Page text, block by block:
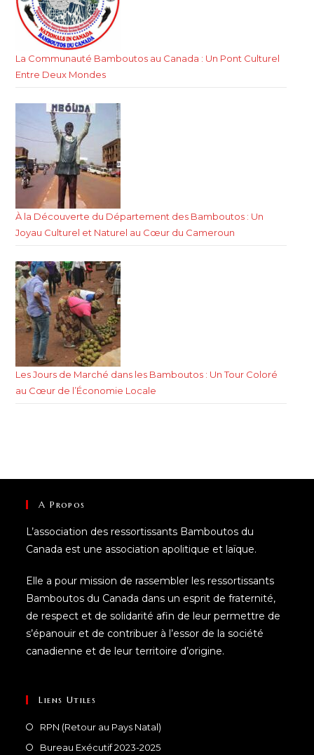
La Communauté Bamboutos au Canada : Un Pont Culturel
Entre Deux Mondes
À la Découverte du Département des Bamboutos : Un
Joyau Culturel et Naturel au Cœur du Cameroun
Les Jours de Marché dans les Bamboutos : Un Tour Coloré
au Cœur de l’Économie Locale
A Propos
L’association des ressortissants Bamboutos du
Canada est une association apolitique et laïque.
Elle a pour mission de rassembler les ressortissants
Bamboutos du Canada dans un esprit de fraternité,
de respect et de solidarité afin de leur permettre de
s’épanouir et de contribuer à l’essor de la société
canadienne et de leur territoire d’origine.
Liens Utiles
RPN (Retour au Pays Natal)
Bureau Exécutif 2023-2025